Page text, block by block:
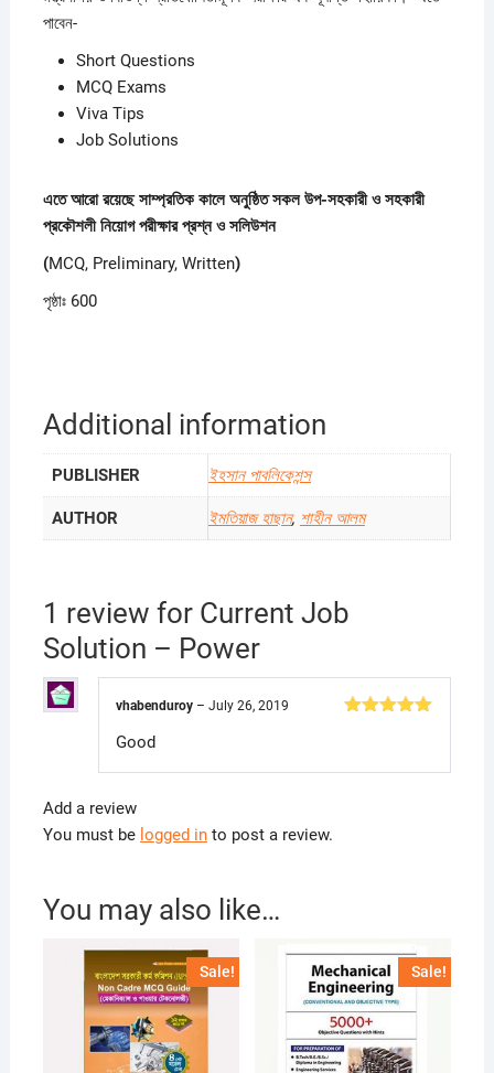
পাবেন-
Short Questions
MCQ Exams
Viva Tips
Job Solutions
এতে আরো রয়েছে সাম্প্রতিক কালে অনুষ্ঠিত সকল উপ-সহকারী ও সহকারী
প্রকৌশলী নিয়োগ পরীক্ষারপ্রশ্ন ও সলিউশন
(MCQ, Preliminary, Written)
পৃষ্ঠাঃ 600
Additional information
PUBLISHER ইহসান পাবলিকেশন্স
AUTHOR ইমতিয়াজ হাছান, শাহীন আলম
1 review for Current Job
Solution – Power
vhabenduroy – July 26, 2019
Good
Add a review
You must be logged into post a review.
You may also like…
Sale! Sale!